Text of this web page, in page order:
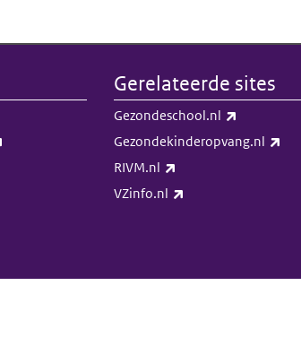
Gerelateerde sites
Gezondeschool.nl
Gezondekinderopvang.nl
RIVM.nl
VZinfo.nl